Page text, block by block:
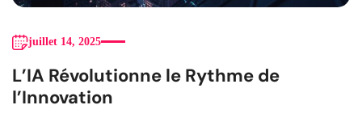
juillet 14, 2025
L’IA Révolutionne le Rythme de
l’Innovation